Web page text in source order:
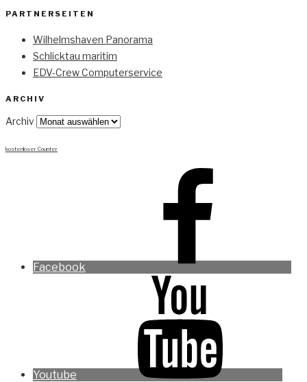
PARTNERSEITEN
Wilhelmshaven Panorama
Schlicktau maritim
EDV-Crew Computerservice
ARCHIV
Archiv
kostenloser Counter
Facebook
Youtube